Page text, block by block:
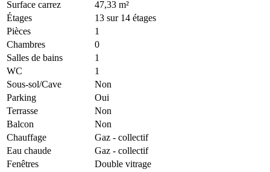
Surface carrez
47,33 m²
Étages
13 sur 14 étages
Pièces
1
Chambres
0
Salles de bains
1
WC
1
Sous-sol/Cave
Non
Parking
Oui
Terrasse
Non
Balcon
Non
Chauffage
Gaz - collectif
Eau chaude
Gaz - collectif
Fenêtres
Double vitrage